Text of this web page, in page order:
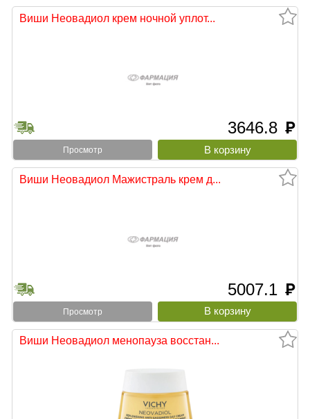
Виши Неовадиол крем ночной уплот...
3646.8 руб
Просмотр
Виши Неовадиол Мажистраль крем д...
5007.1 руб
Просмотр
Виши Неовадиол менопауза восстан...